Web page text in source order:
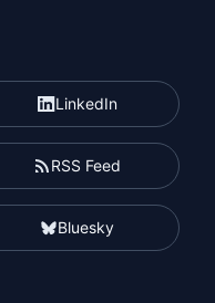
LinkedIn
RSS Feed
Bluesky